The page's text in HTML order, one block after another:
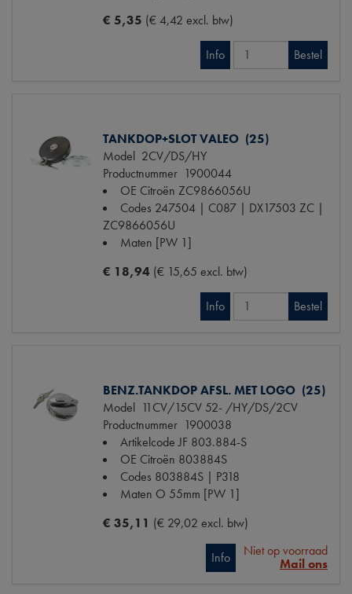
€ 5,35 (€ 4,42 excl. btw)
Info Bestel
TANKDOP+SLOT VALEO (25)
Model 2CV/DS/HY
Productnummer 1900044
OE Citroën ZC9866056U
Codes 247504 | C087 | DX17503 ZC |
ZC9866056U
Maten [PW 1]
€ 18,94 (€ 15,65 excl. btw)
Info Bestel
BENZ.TANKDOP AFSL. MET LOGO (25)
Model 11CV/15CV 52- /HY/DS/2CV
Productnummer 1900038
Artikelcode JF 803.884-S
OE Citroën 803884S
Codes 803884S | P318
Maten O 55mm [PW 1]
€ 35,11 (€ 29,02 excl. btw)
Info
Niet op voorraad
Mail ons